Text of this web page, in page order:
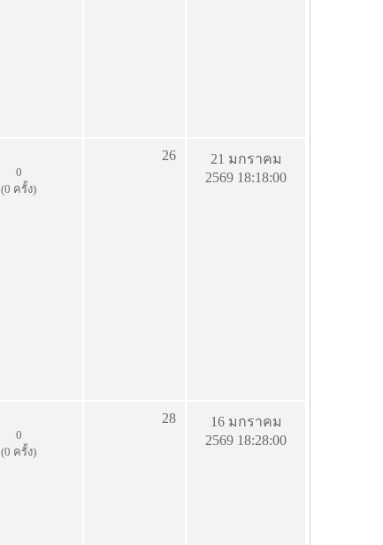
0
(0 ครั้ง)
26
21 มกราคม
2569 18:18:00
0
(0 ครั้ง)
28
16 มกราคม
2569 18:28:00